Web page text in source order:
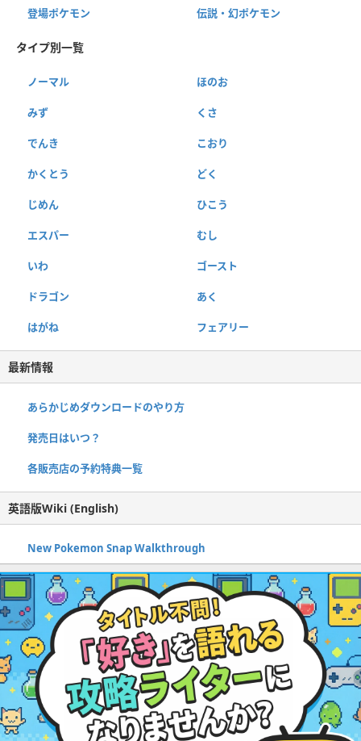
登場ポケモン 伝説・幻ポケモン
タイプ別一覧
ノーマル ほのお
みず くさ
でんき こおり
かくとう どく
じめん ひこう
エスパー むし
いわ ゴースト
ドラゴン あく
はがね フェアリー
最新情報
あらかじめダウンロードのやり方
発売日はいつ？
各販売店の予約特典一覧
英語版Wiki (English)
New Pokemon Snap Walkthrough